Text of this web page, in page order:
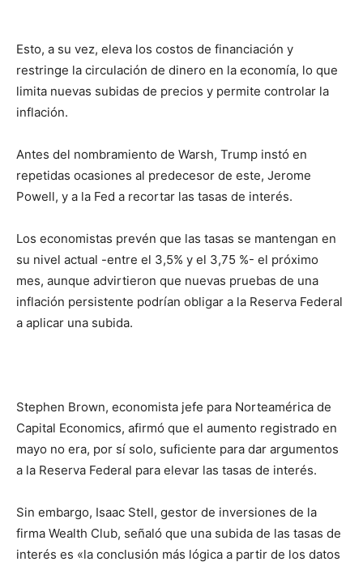
Esto, a su vez, eleva los costos de financiación y
restringe la circulación de dinero en la economía, lo que
limita nuevas subidas de precios y permite controlar la
inflación.
Antes del nombramiento de Warsh, Trump instó en
repetidas ocasiones al predecesor de este, Jerome
Powell, y a la Fed a recortar las tasas de interés.
Los economistas prevén que las tasas se mantengan en
su nivel actual -entre el 3,5% y el 3,75 %- el próximo
mes, aunque advirtieron que nuevas pruebas de una
inflación persistente podrían obligar a la Reserva Federal
a aplicar una subida.
Stephen Brown, economista jefe para Norteamérica de
Capital Economics, afirmó que el aumento registrado en
mayo no era, por sí solo, suficiente para dar argumentos
a la Reserva Federal para elevar las tasas de interés.
Sin embargo, Isaac Stell, gestor de inversiones de la
firma Wealth Club, señaló que una subida de las tasas de
interés es «la conclusión más lógica a partir de los datos